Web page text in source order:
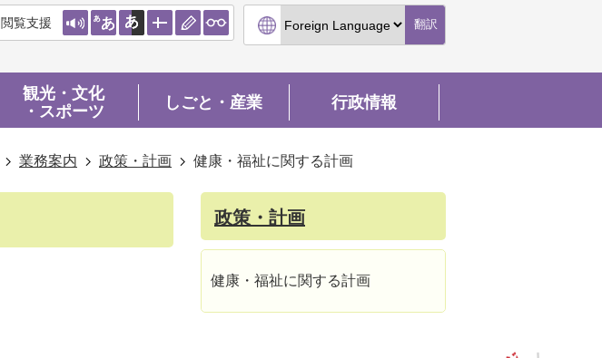
閲覧支援 翻訳
観光・文化
・スポーツ
しごと・産業 行政情報
業務案内 政策・計画 健康・福祉に関する計画
政策・計画
健康・福祉に関する計画